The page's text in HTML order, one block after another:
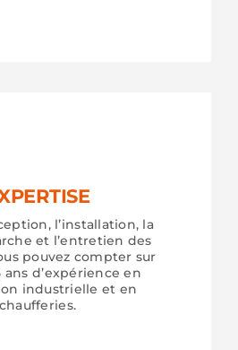
l’installation, la
et l’entretien des
pouvez compter sur
ans d’expérience en
industrielle et en
chaufferies.